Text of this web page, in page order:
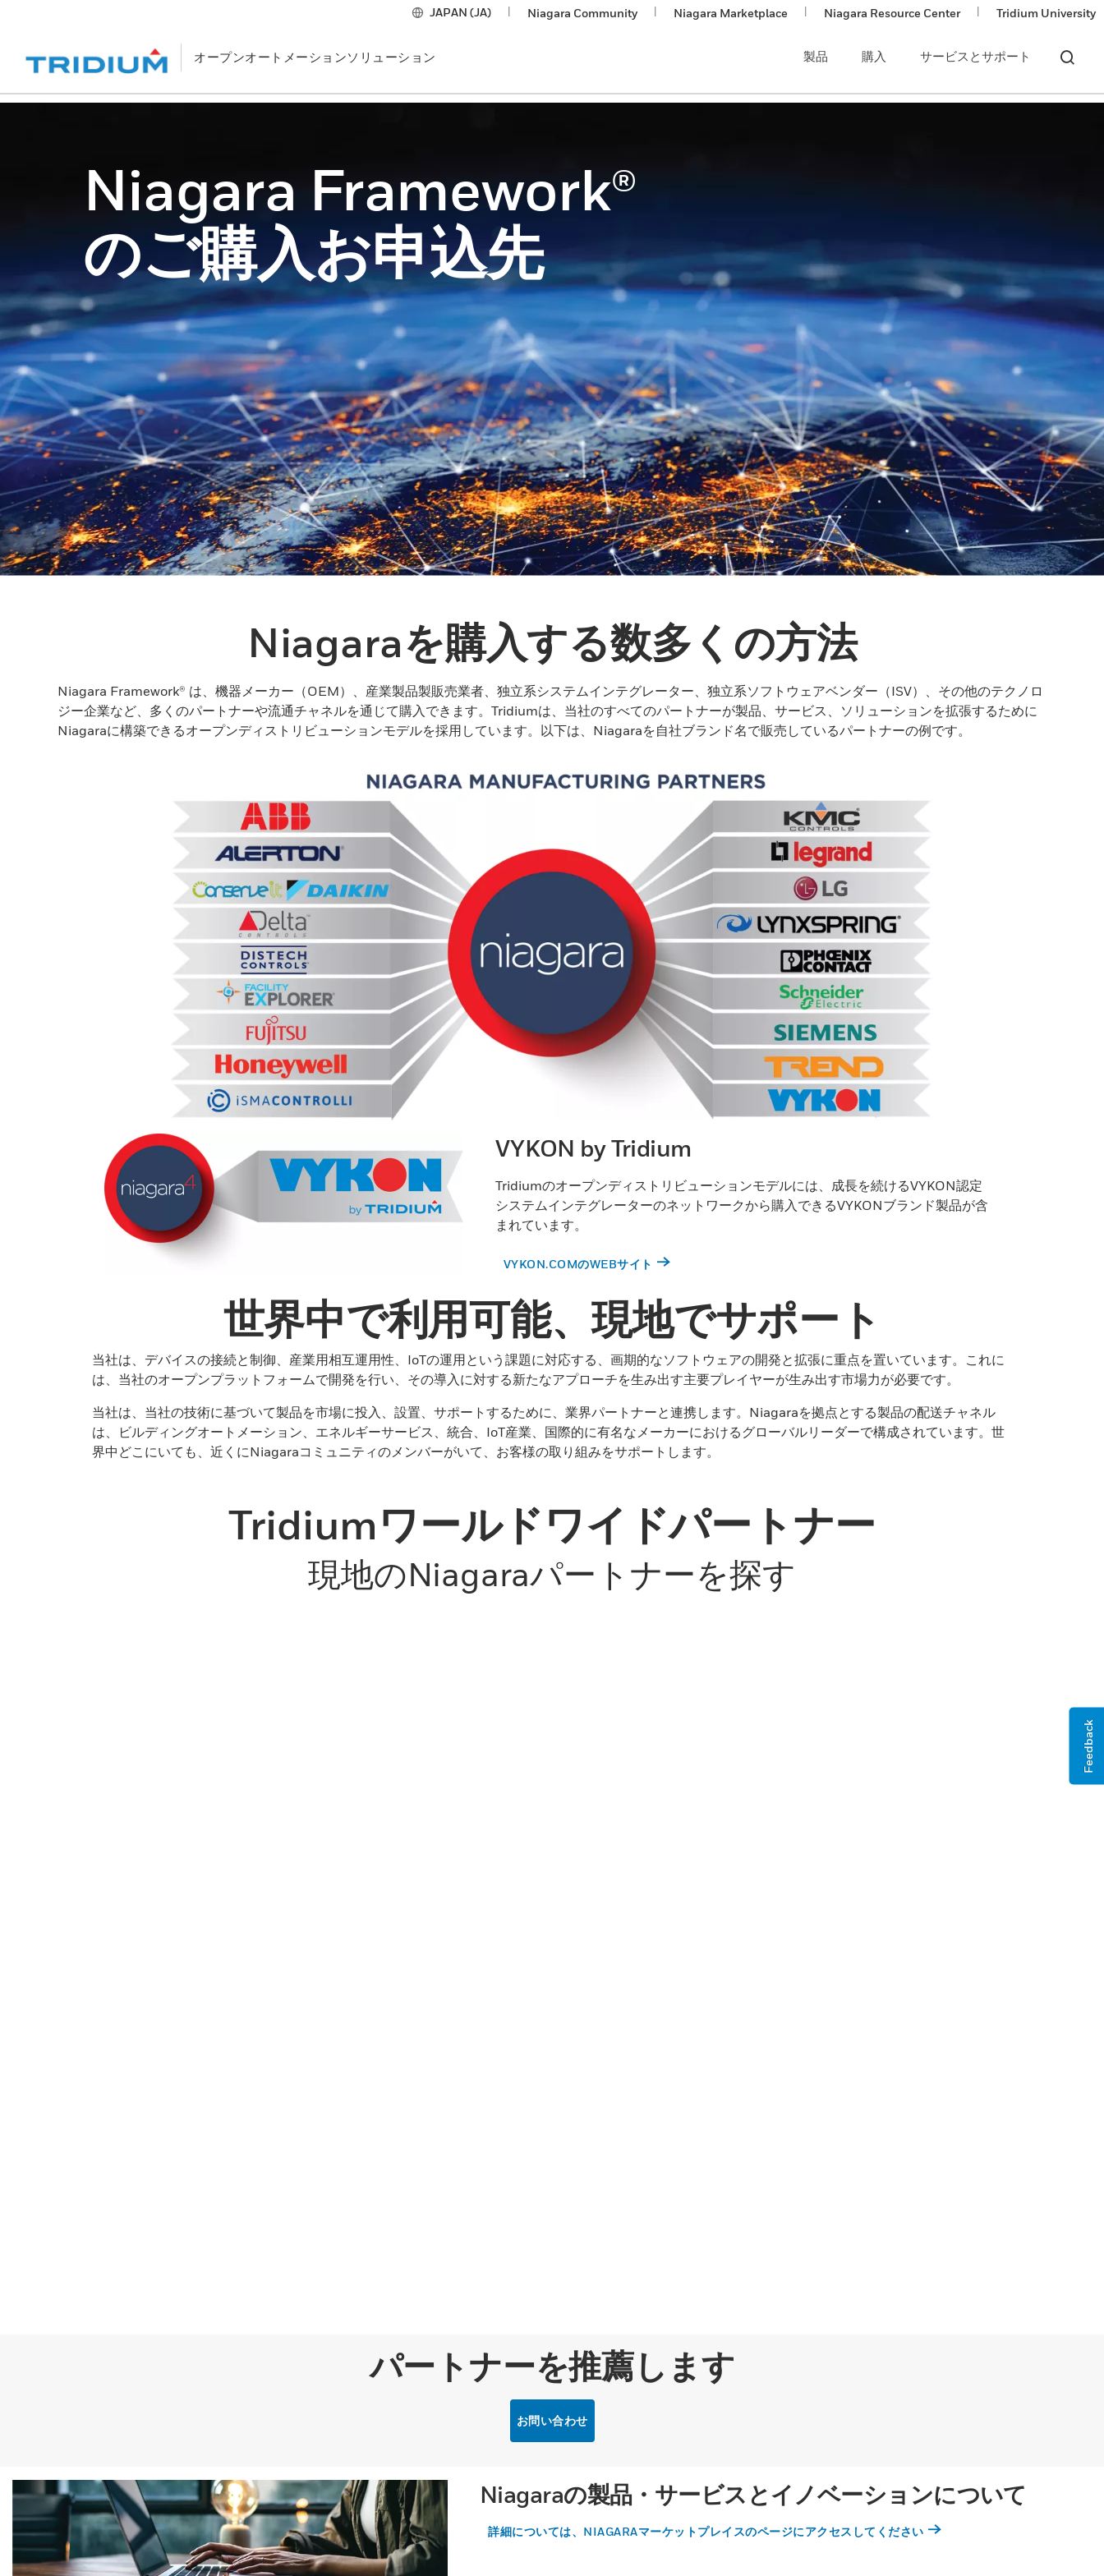
JAPAN (JA) Niagara Community Niagara Marketplace Niagara Resource Center Tridium University
オープンオートメーションソリューション 製品 購入 サービスとサポート
Niagara Framework®
のご購入お申込先
Niagaraを購入する数多くの方法
Niagara Framework® は、機器メーカー（OEM）、産業製品製販売業者、独立系システムインテグレーター、独立系ソフトウェアベンダー（ISV）、その他のテクノロ
ジー企業など、多くのパートナーや流通チャネルを通じて購入できます。Tridiumは、当社のすべてのパートナーが製品、サービス、ソリューションを拡張するために
Niagaraに構築できるオープンディストリビューションモデルを採用しています。以下は、Niagaraを自社ブランド名で販売しているパートナーの例です。
VYKON by Tridium
Tridiumのオープンディストリビューションモデルには、成長を続けるVYKON認定
システムインテグレーターのネットワークから購入できるVYKONブランド製品が含
まれています。
VYKON.COMのWEBサイト
世界中で利用可能、現地でサポート
当社は、デバイスの接続と制御、産業用相互運用性、IoTの運用という課題に対応する、画期的なソフトウェアの開発と拡張に重点を置いています。これに
は、当社のオープンプラットフォームで開発を行い、その導入に対する新たなアプローチを生み出す主要プレイヤーが生み出す市場力が必要です。
当社は、当社の技術に基づいて製品を市場に投入、設置、サポートするために、業界パートナーと連携します。Niagaraを拠点とする製品の配送チャネル
は、ビルディングオートメーション、エネルギーサービス、統合、IoT産業、国際的に有名なメーカーにおけるグローバルリーダーで構成されています。世
界中どこにいても、近くにNiagaraコミュニティのメンバーがいて、お客様の取り組みをサポートします。
Tridiumワールドワイドパートナー
現地のNiagaraパートナーを探す
パートナーを推薦します
お問い合わせ
Niagaraの製品・サービスとイノベーションについて
詳細については、NIAGARAマーケットプレイスのページにアクセスしてください
Feedback